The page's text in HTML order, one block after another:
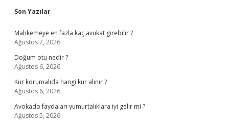
Sidebar
Son Yazılar
Mahkemeye en fazla kaç avukat girebilir ?
Ağustos 7, 2026
Doğum otu nedir ?
Ağustos 6, 2026
Kur korumalıda hangi kur alınır ?
Ağustos 6, 2026
Avokado faydaları yumurtalıklara iyi gelir mi ?
Ağustos 5, 2026